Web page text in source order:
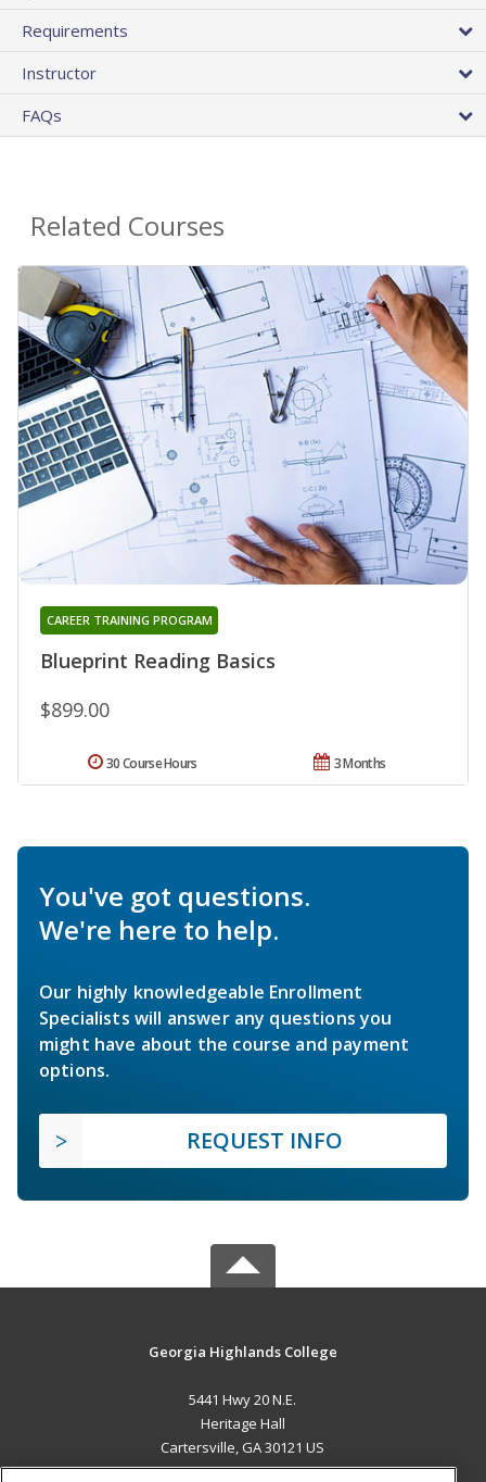
Requirements
Instructor
FAQs
Related Courses
Blueprint Reading Basics
CAREER TRAINING PROGRAM
$899.00
3 Months
30 Course Hours
You've got questions.
We're here to help.
Our highly knowledgeable Enrollment
Specialists will answer any questions you
might have about the course and payment
options.
REQUEST INFO
Georgia Highlands College
5441 Hwy 20 N.E.
Heritage Hall
Cartersville, GA 30121 US